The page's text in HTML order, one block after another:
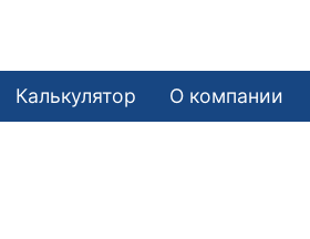
Калькулятор О компании